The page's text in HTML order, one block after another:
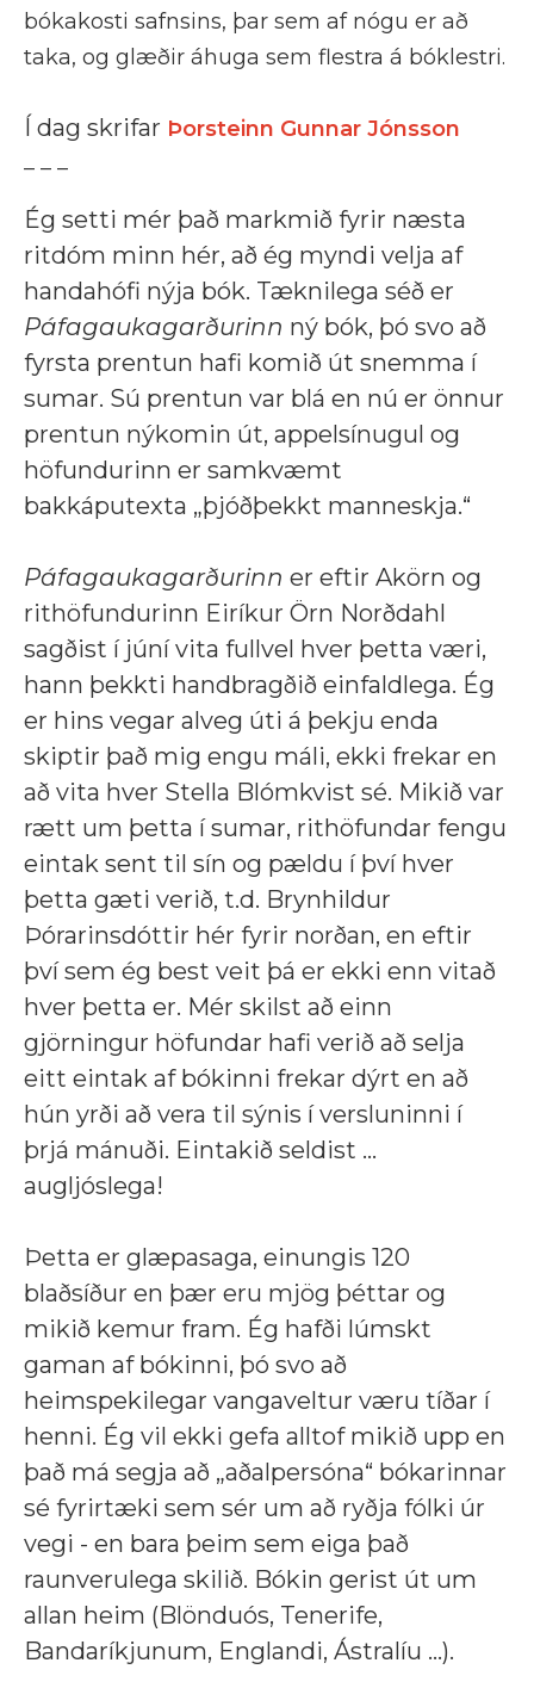
bókakosti safnsins, þar sem af nógu er að
taka, og glæðir áhuga sem flestra á bóklestri.
Í dag skrifar Þorsteinn Gunnar Jónsson
Ég setti mér það markmið fyrir næsta
ritdóm minn hér, að ég myndi velja af
handahófi nýja bók. Tæknilega séð er
Páfagaukagarðurinn ný bók, þó svo að
fyrsta prentun hafi komið út snemma í
sumar. Sú prentun var blá en nú er önnur
prentun nýkomin út, appelsínugul og
höfundurinn er samkvæmt
bakkáputexta „þjóðþekkt manneskja.“
Páfagaukagarðurinn er eftir Akörn og
rithöfundurinn Eiríkur Örn Norðdahl
sagðist í júní vita fullvel hver þetta væri,
hann þekkti handbragðið einfaldlega. Ég
er hins vegar alveg úti á þekju enda
skiptir það mig engu máli, ekki frekar en
að vita hver Stella Blómkvist sé. Mikið var
rætt um þetta í sumar, rithöfundar fengu
eintak sent til sín og pældu í því hver
þetta gæti verið, t.d. Brynhildur
Þórarinsdóttir hér fyrir norðan, en eftir
því sem ég best veit þá er ekki enn vitað
hver þetta er. Mér skilst að einn
gjörningur höfundar hafi verið að selja
eitt eintak af bókinni frekar dýrt en að
hún yrði að vera til sýnis í versluninni í
þrjá mánuði. Eintakið seldist ...
augljóslega!
Þetta er glæpasaga, einungis 120
blaðsíður en þær eru mjög þéttar og
mikið kemur fram. Ég hafði lúmskt
gaman af bókinni, þó svo að
heimspekilegar vangaveltur væru tíðar í
henni. Ég vil ekki gefa alltof mikið upp en
það má segja að „aðalpersóna“ bókarinnar
sé fyrirtæki sem sér um að ryðja fólki úr
vegi - en bara þeim sem eiga það
raunverulega skilið. Bókin gerist út um
allan heim (Blönduós, Tenerife,
Bandaríkjunum, Englandi, Ástralíu ...).